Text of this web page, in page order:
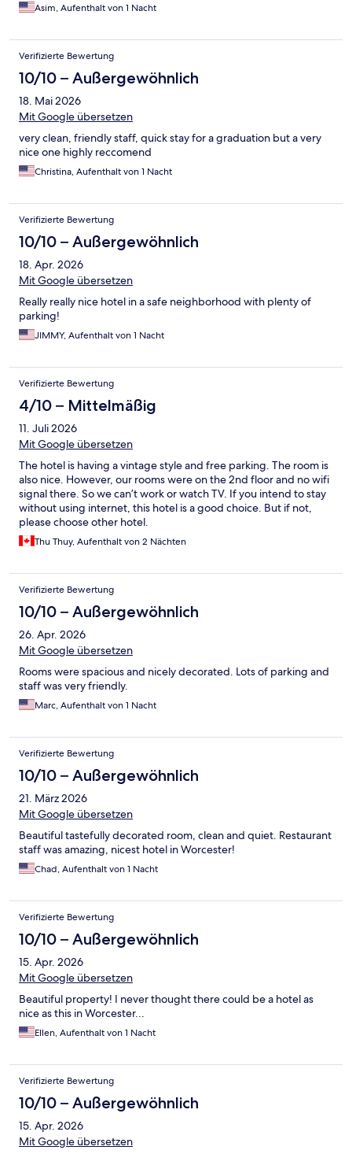
Asim, Aufenthalt von 1 Nacht
Verifizierte Bewertung
10/10 – Außergewöhnlich
18. Mai 2026
Mit Google übersetzen
very clean, friendly staff, quick stay for a graduation but a very
nice one highly reccomend
Christina, Aufenthalt von 1 Nacht
Verifizierte Bewertung
10/10 – Außergewöhnlich
18. Apr. 2026
Mit Google übersetzen
Really really nice hotel in a safe neighborhood with plenty of
parking!
JIMMY, Aufenthalt von 1 Nacht
Verifizierte Bewertung
4/10 – Mittelmäßig
11. Juli 2026
Mit Google übersetzen
The hotel is having a vintage style and free parking. The room is
also nice. However, our rooms were on the 2nd floor and no wifi
signal there. So we can’t work or watch TV. If you intend to stay
without using internet, this hotel is a good choice. But if not,
please choose other hotel.
Thu Thuy, Aufenthalt von 2 Nächten
Verifizierte Bewertung
10/10 – Außergewöhnlich
26. Apr. 2026
Mit Google übersetzen
Rooms were spacious and nicely decorated. Lots of parking and
staff was very friendly.
Marc, Aufenthalt von 1 Nacht
Verifizierte Bewertung
10/10 – Außergewöhnlich
21. März 2026
Mit Google übersetzen
Beautiful tastefully decorated room, clean and quiet. Restaurant
staff was amazing, nicest hotel in Worcester!
Chad, Aufenthalt von 1 Nacht
Verifizierte Bewertung
10/10 – Außergewöhnlich
15. Apr. 2026
Mit Google übersetzen
Beautiful property! I never thought there could be a hotel as
nice as this in Worcester...
Ellen, Aufenthalt von 1 Nacht
Verifizierte Bewertung
10/10 – Außergewöhnlich
15. Apr. 2026
Mit Google übersetzen